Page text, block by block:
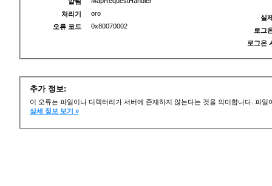
처리기
oro
오류 코드
0x80070002
실
로그
로그온
추가 정보:
이 오류는 파일이나 디렉터리가 서버에 존재하지 않는다는 것을 의미합니다. 파
상세 정보 보기 »